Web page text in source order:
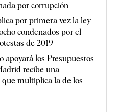
por corrupción
por primera vez la ley
condenados por el
de 2019
apoyará los Presupuestos
recibe una
que multiplica la de los